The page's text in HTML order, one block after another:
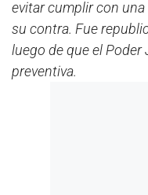
evitar cumplir con
su contra. Fue
luego de que el
preventiva.